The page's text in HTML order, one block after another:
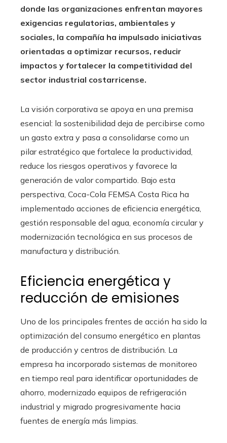
donde las organizaciones enfrentan mayores
exigencias regulatorias, ambientales y
sociales, la compañía ha impulsado iniciativas
orientadas a optimizar recursos, reducir
impactos y fortalecer la competitividad del
sector industrial costarricense.
La visión corporativa se apoya en una premisa
esencial: la sostenibilidad deja de percibirse como
un gasto extra y pasa a consolidarse como un
pilar estratégico que fortalece la productividad,
reduce los riesgos operativos y favorece la
generación de valor compartido. Bajo esta
perspectiva, Coca-Cola FEMSA Costa Rica ha
implementado acciones de eficiencia energética,
gestión responsable del agua, economía circular y
modernización tecnológica en sus procesos de
manufactura y distribución.
Eficiencia energética y
reducción de emisiones
Uno de los principales frentes de acción ha sido la
optimización del consumo energético en plantas
de producción y centros de distribución. La
empresa ha incorporado sistemas de monitoreo
en tiempo real para identificar oportunidades de
ahorro, modernizado equipos de refrigeración
industrial y migrado progresivamente hacia
fuentes de energía más limpias.